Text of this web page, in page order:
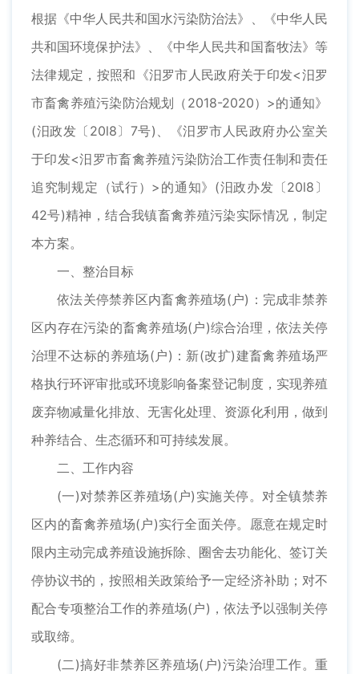
根据《中华人民共和国水污染防治法》、《中华人民
共和国环境保护法》、《中华人民共和国畜牧法》等
法律规定，按照和《汨罗市人民政府关于印发<汨罗
市畜禽养殖污染防治规划（2018-2020）>的通知》
(汨政发〔20l8〕7号)、《汨罗市人民政府办公室关
于印发<汨罗市畜禽养殖污染防治工作责任制和责任
追究制规定（试行）>的通知》(汨政办发〔20l8〕
42号)精神，结合我镇畜禽养殖污染实际情况，制定
本方案。
一、整治目标
依法关停禁养区内畜禽养殖场(户)：完成非禁养
区内存在污染的畜禽养殖场(户)综合治理，依法关停
治理不达标的养殖场(户)：新(改扩)建畜禽养殖场严
格执行环评审批或环境影响备案登记制度，实现养殖
废弃物减量化排放、无害化处理、资源化利用，做到
种养结合、生态循环和可持续发展。
二、工作内容
(一)对禁养区养殖场(户)实施关停。对全镇禁养
区内的畜禽养殖场(户)实行全面关停。愿意在规定时
限内主动完成养殖设施拆除、圈舍去功能化、签订关
停协议书的，按照相关政策给予一定经济补助；对不
配合专项整治工作的养殖场(户)，依法予以强制关停
或取缔。
(二)搞好非禁养区养殖场(户)污染治理工作。重